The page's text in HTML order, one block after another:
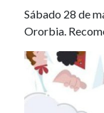
Sábado 28 de
Ororbia.